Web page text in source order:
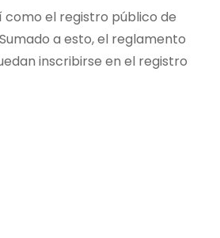
como el registro público de
a esto, el reglamento
inscribirse en el registro